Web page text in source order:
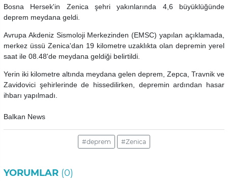
Bosna Hersek'in Zenica şehri yakınlarında 4,6 büyüklüğünde
deprem meydana geldi.
Avrupa Akdeniz Sismoloji Merkezinden (EMSC) yapılan açıklamada,
merkez üssü Zenica'dan 19 kilometre uzaklıkta olan depremin yerel
saat ile 08.48'de meydana geldiği belirtildi.
Yerin iki kilometre altında meydana gelen deprem, Zepca, Travnik ve
Zavidovici şehirlerinde de hissedilirken, depremin ardından hasar
ihbarı yapılmadı.
Balkan News
#deprem #Zenica
YORUMLAR (0)